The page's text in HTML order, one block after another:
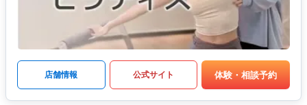
店舗情報 公式サイト 体験・相談予約